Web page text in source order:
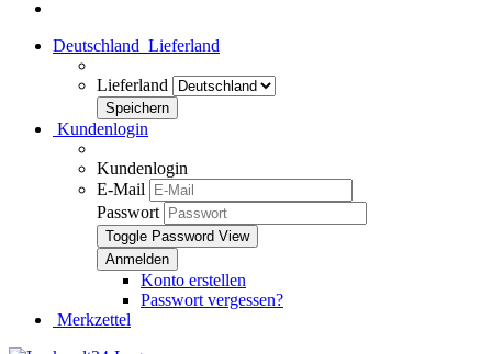
Deutschland Lieferland
Lieferland
Kundenlogin
Kundenlogin
E-Mail
Passwort
Toggle Password View
Konto erstellen
Passwort vergessen?
Merkzettel